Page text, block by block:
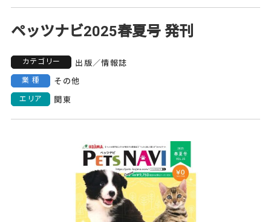
ペッツナビ2025春夏号 発刊
カテゴリー 出版 ／情報誌
業種 その他
エリア 関東